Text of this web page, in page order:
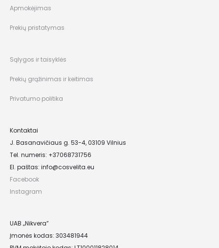
Apmokėjimas
Prekių pristatymas
Sąlygos ir taisyklės
Prekių grąžinimas ir keitimas
Privatumo politika
Kontaktai
J. Basanavičiaus g. 53-4, 03109 Vilnius
Tel. numeris: +37068731756
El. paštas: info@cosvelita.eu
Facebook
Instagram
UAB „Nikvera”
Įmonės kodas: 303481944